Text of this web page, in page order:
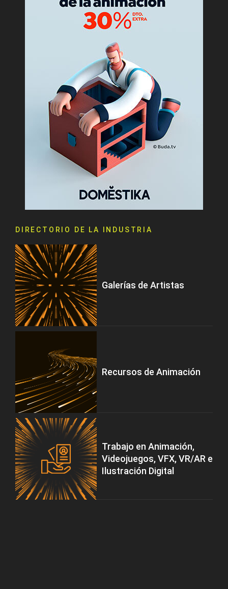
DIRECTORIO DE LA INDUSTRIA
Galerías de Artistas
Recursos de Animación
Trabajo en Animación,
Videojuegos, VFX, VR/AR e
Ilustración Digital